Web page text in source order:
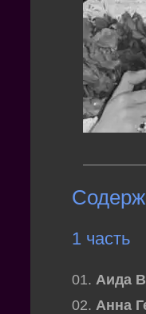
1 часть
01.Аида
02.Анна